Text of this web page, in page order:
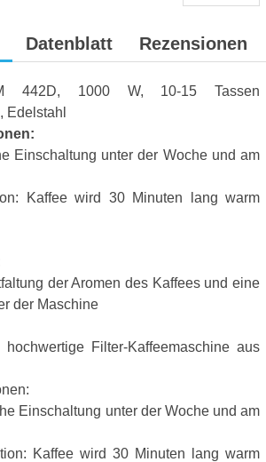
Datenblatt Rezensionen
442D, 1000 W, 10-15 Tassen
Edelstahl
Einschaltung unter der Woche und am
Kaffee wird 30 Minuten lang warm
der Aromen des Kaffees und eine
der Maschine
hochwertige Filter-Kaffeemaschine aus
Einschaltung unter der Woche und am
Kaffee wird 30 Minuten lang warm